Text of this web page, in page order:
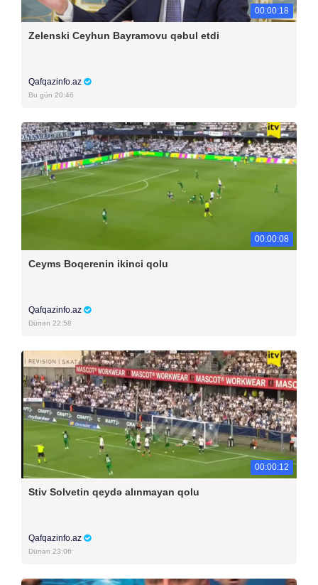
00:00:18
Zelenski Ceyhun Bayramovu qəbul etdi
Qafqazinfo.az
Bu gün 20:46
00:00:08
Ceyms Boqerenin ikinci qolu
Qafqazinfo.az
Dünən 22:58
00:00:12
Stiv Solvetin qeydə alınmayan qolu
Qafqazinfo.az
Dünən 23:06